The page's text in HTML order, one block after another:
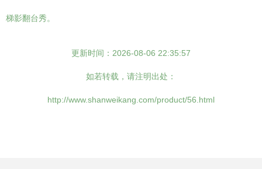
梯影翻台秀。
更新时间：2026-08-06 22:35:57
如若转载，请注明出处：
http://www.shanweikang.com/product/56.html